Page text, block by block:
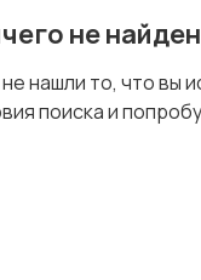
не
нашли то, что вы
поиска и